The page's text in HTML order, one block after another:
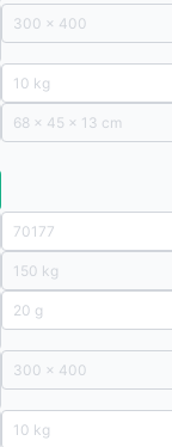
300 x 400
10 kg
68 × 45 × 13 cm
70177
150 kg
20 g
300 x 400
10 kg